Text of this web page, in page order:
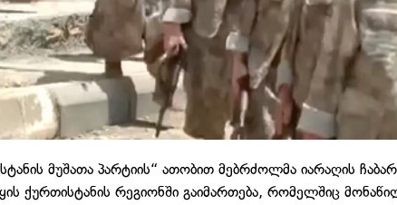
მუშათა პარტიის“ ათობით მებრძოლმა იარაღის
ქურთისტანის რეგიონში გაიმართება, რომელშიც